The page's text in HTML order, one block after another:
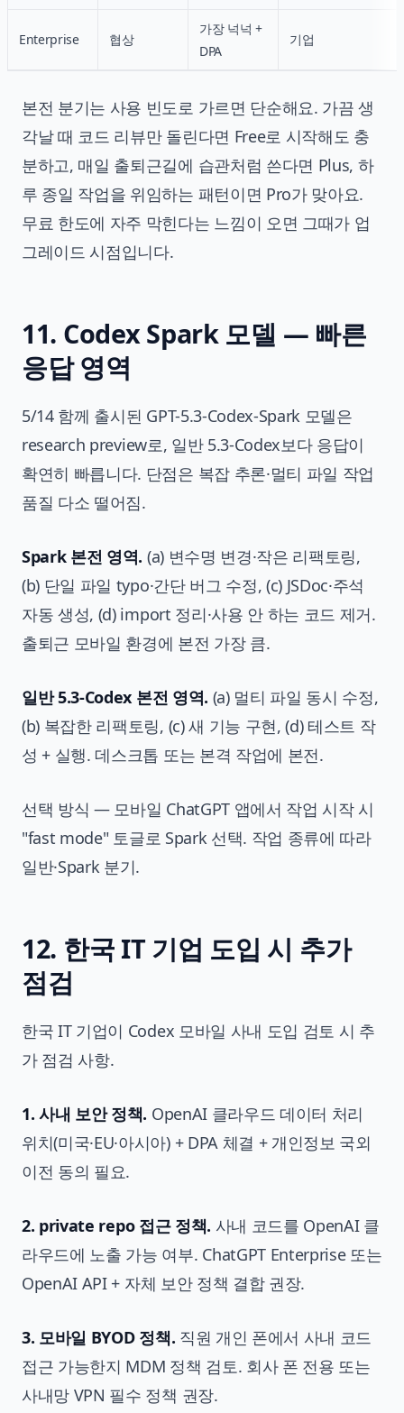
Enterprise 협상
가장 넉넉 +
DPA
기업
본전 분기는 사용 빈도로 가르면 단순해요. 가끔 생
각날 때 코드 리뷰만 돌린다면 Free로 시작해도 충
분하고, 매일 출퇴근길에 습관처럼 쓴다면 Plus, 하
루 종일 작업을 위임하는 패턴이면 Pro가 맞아요.
무료 한도에 자주 막힌다는 느낌이 오면 그때가 업
그레이드 시점입니다.
11. Codex Spark 모델 — 빠른
응답 영역
5/14 함께 출시된 GPT-5.3-Codex-Spark 모델은
research preview로, 일반 5.3-Codex보다 응답이
확연히 빠릅니다. 단점은 복잡 추론·멀티 파일 작업
품질 다소 떨어짐.
Spark 본전 영역. (a) 변수명 변경·작은 리팩토링,
(b) 단일 파일 typo·간단 버그 수정, (c) JSDoc·주석
자동 생성, (d) import 정리·사용 안 하는 코드 제거.
출퇴근 모바일 환경에 본전 가장 큼.
일반 5.3-Codex 본전 영역. (a) 멀티 파일 동시 수정,
(b) 복잡한 리팩토링, (c) 새 기능 구현, (d) 테스트 작
성 + 실행. 데스크톱 또는 본격 작업에 본전.
선택 방식 — 모바일 ChatGPT 앱에서 작업 시작 시
"fast mode" 토글로 Spark 선택. 작업 종류에 따라
일반·Spark 분기.
12. 한국 IT 기업 도입 시 추가
점검
한국 IT 기업이 Codex 모바일 사내 도입 검토 시 추
가 점검 사항.
1. 사내 보안 정책. OpenAI 클라우드 데이터 처리
위치(미국·EU·아시아) + DPA 체결 + 개인정보 국외
이전 동의 필요.
2. private repo 접근 정책. 사내 코드를 OpenAI 클
라우드에 노출 가능 여부. ChatGPT Enterprise 또는
OpenAI API + 자체 보안 정책 결합 권장.
3. 모바일 BYOD 정책. 직원 개인 폰에서 사내 코드
접근 가능한지 MDM 정책 검토. 회사 폰 전용 또는
사내망 VPN 필수 정책 권장.